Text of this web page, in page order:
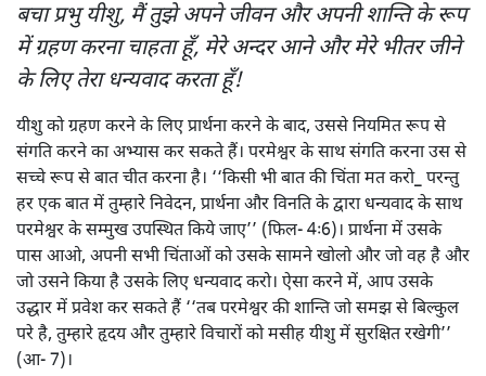
बचा प्रभु यीशु, मैं तुझे अपने जीवन और अपनी शान्ति के रूप
में ग्रहण करना चाहता हूँ, मेरे अन्दर आने और मेरे भीतर जीने
के लिए तेरा धन्यवाद करता हूँ!
यीशु को ग्रहण करने के लिए प्रार्थना करने के बाद, उससे नियमित रूप से
संगति करने का अभ्यास कर सकते हैं। परमेश्वर के साथ संगति करना उस से
सच्चे रूप से बात चीत करना है। ‘‘किसी भी बात की चिंता मत करो_ परन्तु
हर एक बात में तुम्हारे निवेदन, प्रार्थना और विनति के द्वारा धन्यवाद के साथ
परमेश्वर के सम्मुख उपस्थित किये जाए’’ (फिल- 4ः6)। प्रार्थना में उसके
पास आओ, अपनी सभी चिंताओं को उसके सामने खोलो और जो वह है और
जो उसने किया है उसके लिए धन्यवाद करो। ऐसा करने में, आप उसके
उद्धार में प्रवेश कर सकते हैं ‘‘तब परमेश्वर की शान्ति जो समझ से बिल्कुल
परे है, तुम्हारे हृदय और तुम्हारे विचारों को मसीह यीशु में सुरक्षित रखेगी’’
(आ- 7)।